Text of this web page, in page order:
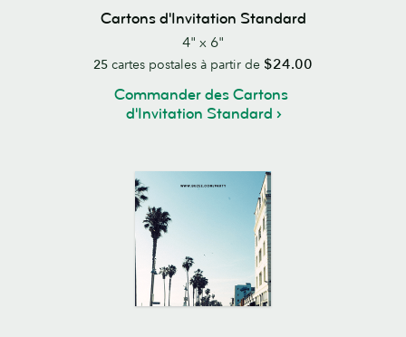
Cartons d'Invitation Standard
4" x 6"
25 cartes postales à partir de $24.00
Commander des Cartons
d'Invitation Standard